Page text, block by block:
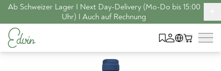
Ab Schweizer Lager I Next Day-Delivery (Mo-Do bis 15:00
Uhr) I Auch auf Rechnung